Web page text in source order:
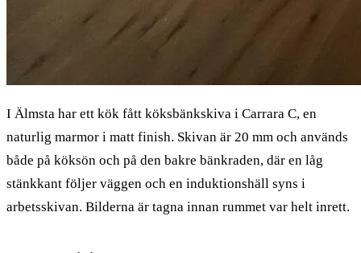
I Älmsta har ett kök fått köksbänkskiva i Carrara C, en
naturlig marmor i matt finish. Skivan är 20 mm och används
både på köksön och på den bakre bänkraden, där en låg
stänkkant följer väggen och en induktionshäll syns i
arbetsskivan. Bilderna är tagna innan rummet var helt inrett.